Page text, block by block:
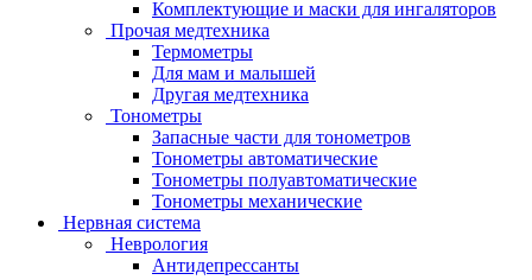
Комплектующие и маски для ингаляторов
Прочая медтехника
Термометры
Для мам и малышей
Другая медтехника
Тонометры
Запасные части для тонометров
Тонометры автоматические
Тонометры полуавтоматические
Тонометры механические
Нервная система
Неврология
Антидепрессанты